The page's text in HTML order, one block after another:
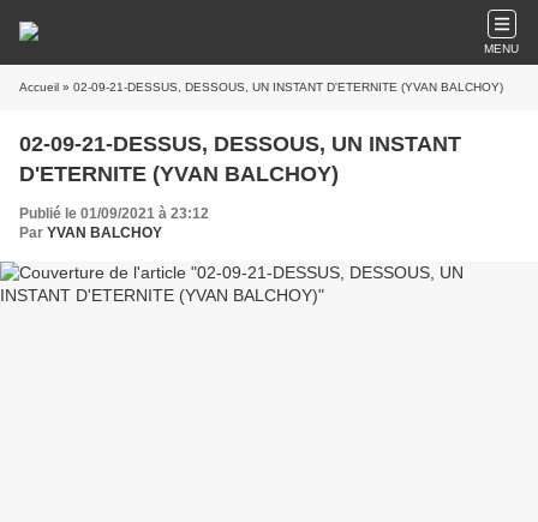
MENU
Accueil » 02-09-21-DESSUS, DESSOUS, UN INSTANT D'ETERNITE (YVAN BALCHOY)
02-09-21-DESSUS, DESSOUS, UN INSTANT
D'ETERNITE (YVAN BALCHOY)
Publié le 01/09/2021 à 23:12
Par YVAN BALCHOY